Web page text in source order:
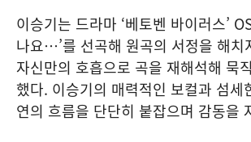
이승기는 드라마 ‘베토벤 바이러스’
나요…’를 선곡해 원곡의 서정을 해치
자신만의 호흡으로 곡을 재해석해 묵
했다. 이승기의 매력적인 보컬과 섬세
연의 흐름을 단단히 붙잡으며 감동을